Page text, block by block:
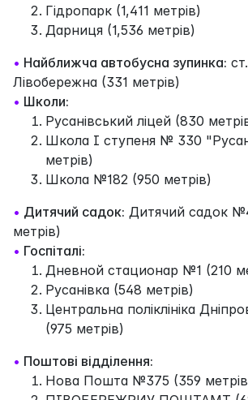
Гідропарк (1,411 метрів)
Дарниця (1,536 метрів)
• Найближча автобусна зупинка:
Лівобережна (331 метрів)
• Школи:
Русанівський ліцей (830
Школа І ступеня № 330
метрів)
Школа №182 (950 метрів)
• Дитячий садок: Дитячий садок
метрів)
• Госпіталі:
Дневной стационар №1 (210
Русанівка (548 метрів)
Центральна поліклініка
(975 метрів)
• Поштові відділення:
Нова Пошта №375 (359